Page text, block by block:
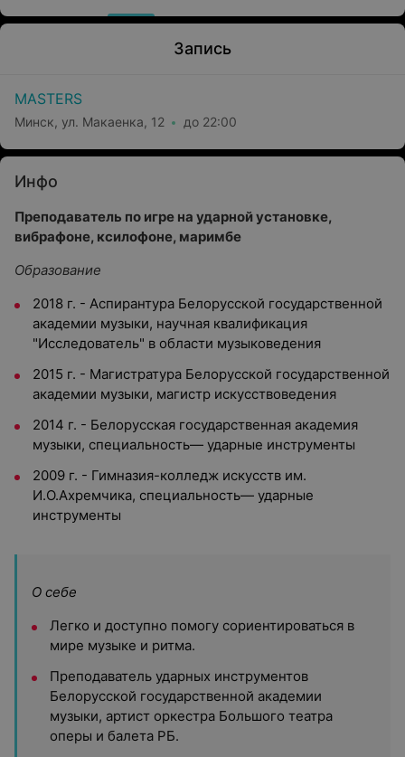
Запись
MASTERS
Минск, ул. Макаенка, 12 до 22:00
Инфо
Преподаватель по игре на ударной установке,
вибрафоне, ксилофоне, маримбе
Образование
2018 г. - Аспирантура Белорусской государственной
академии музыки, научная квалификация
"Исследователь" в области музыковедения
2015 г. - Магистратура Белорусской государственной
академии музыки, магистр искусствоведения
2014 г. - Белорусская государственная академия
музыки, специальность— ударные инструменты
2009 г. - Гимназия-колледж искусств им.
И.О.Ахремчика, специальность— ударные
инструменты
О себе
Легко и доступно помогу сориентироваться в
мире музыке и ритма.
Преподаватель ударных инструментов
Белорусской государственной академии
музыки, артист оркестра Большого театра
оперы и балета РБ.